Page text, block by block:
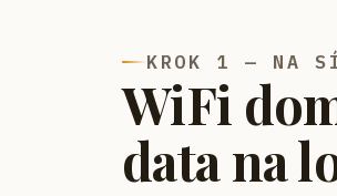
KROK 1 — NA
WiFi
data na